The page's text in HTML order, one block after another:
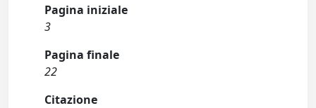
Pagina iniziale
3
Pagina finale
22
Citazione